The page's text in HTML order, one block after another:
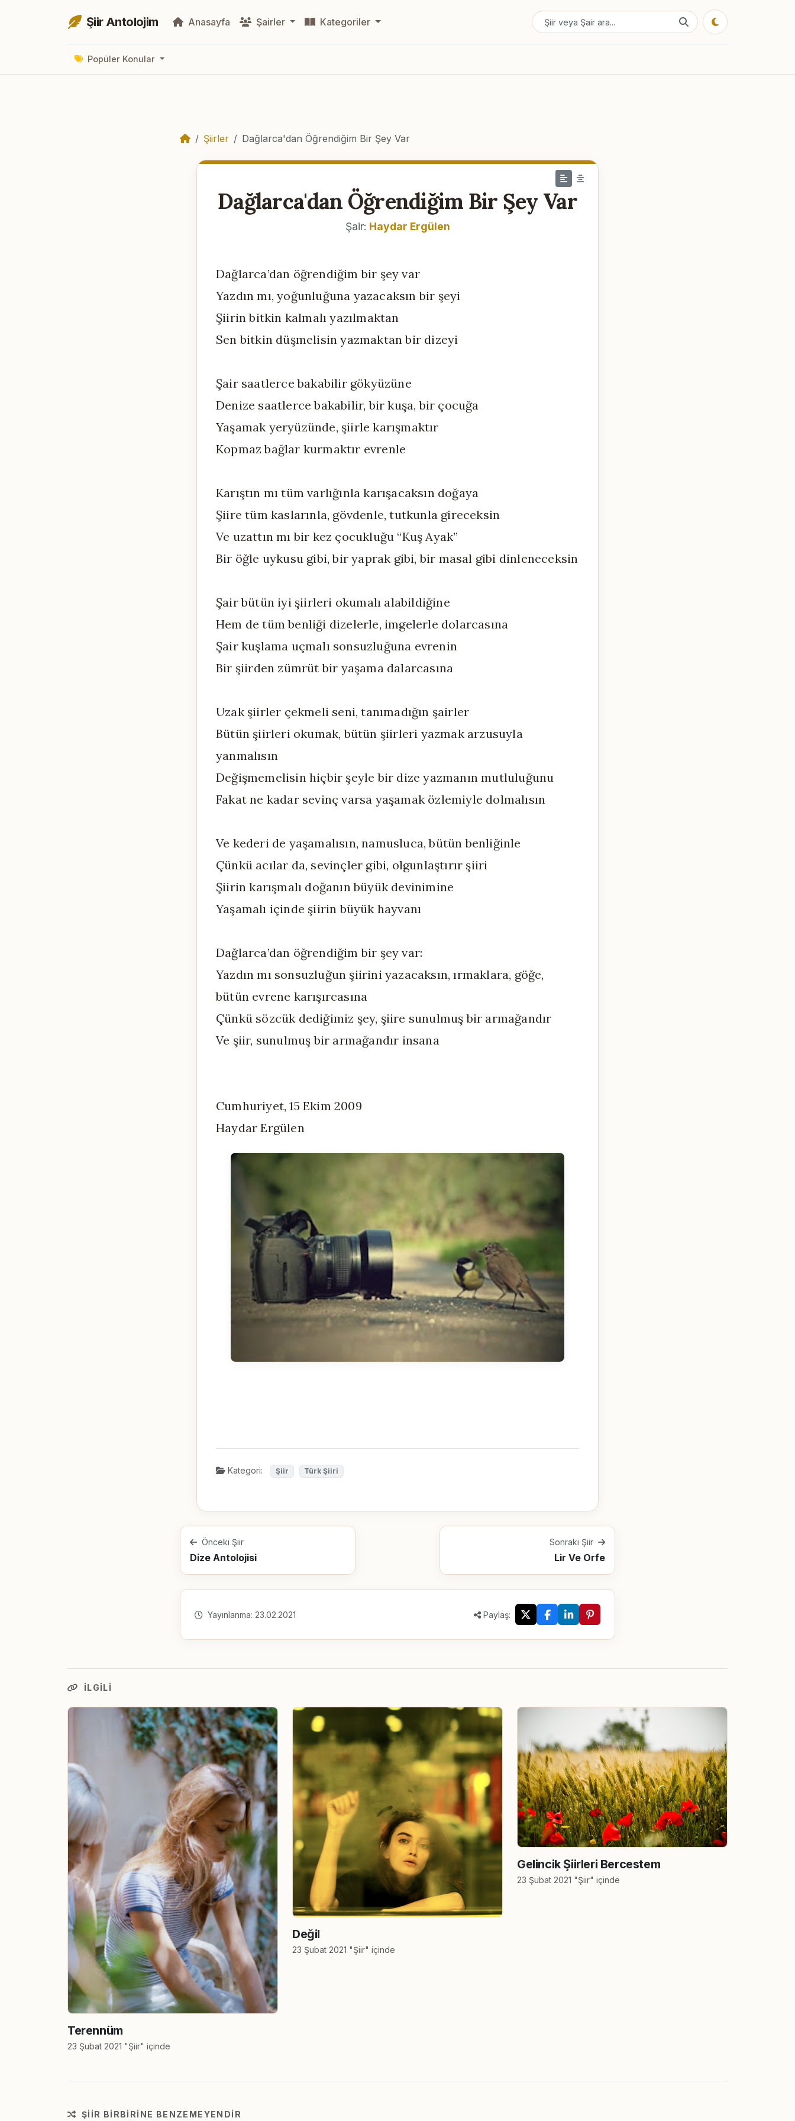
Şiir Antolojim Anasayfa Şairler Kategoriler
Popüler Konular
Şiirler Dağlarca'dan Öğrendiğim Bir Şey Var
Dağlarca'dan Öğrendiğim Bir Şey Var
Şair: Haydar Ergülen
Dağlarca’dan öğrendiğim bir şey var
Yazdın mı, yoğunluğuna yazacaksın bir şeyi
Şiirin bitkin kalmalı yazılmaktan
Sen bitkin düşmelisin yazmaktan bir dizeyi
Şair saatlerce bakabilir gökyüzüne
Denize saatlerce bakabilir, bir kuşa, bir çocuğa
Yaşamak yeryüzünde, şiirle karışmaktır
Kopmaz bağlar kurmaktır evrenle
Karıştın mı tüm varlığınla karışacaksın doğaya
Şiire tüm kaslarınla, gövdenle, tutkunla gireceksin
Ve uzattın mı bir kez çocukluğu “Kuş Ayak”
Bir öğle uykusu gibi, bir yaprak gibi, bir masal gibi dinleneceksin
Şair bütün iyi şiirleri okumalı alabildiğine
Hem de tüm benliği dizelerle, imgelerle dolarcasına
Şair kuşlama uçmalı sonsuzluğuna evrenin
Bir şiirden zümrüt bir yaşama dalarcasına
Uzak şiirler çekmeli seni, tanımadığın şairler
Bütün şiirleri okumak, bütün şiirleri yazmak arzusuyla
yanmalısın
Değişmemelisin hiçbir şeyle bir dize yazmanın mutluluğunu
Fakat ne kadar sevinç varsa yaşamak özlemiyle dolmalısın
Ve kederi de yaşamalısın, namusluca, bütün benliğinle
Çünkü acılar da, sevinçler gibi, olgunlaştırır şiiri
Şiirin karışmalı doğanın büyük devinimine
Yaşamalı içinde şiirin büyük hayvanı
Dağlarca’dan öğrendiğim bir şey var:
Yazdın mı sonsuzluğun şiirini yazacaksın, ırmaklara, göğe,
bütün evrene karışırcasına
Çünkü sözcük dediğimiz şey, şiire sunulmuş bir armağandır
Ve şiir, sunulmuş bir armağandır insana
Cumhuriyet, 15 Ekim 2009
Haydar Ergülen
Kategori: Şiir Türk Şiiri
Önceki Şiir
Dize Antolojisi
Sonraki Şiir
Lir Ve Orfe
Yayınlanma: 23.02.2021 Paylaş:
İLGILI
Terennüm
23 Şubat 2021 "Şiir" içinde
Değil
23 Şubat 2021 "Şiir" içinde
Gelincik Şiirleri Bercestem
23 Şubat 2021 "Şiir" içinde
ŞIIR BIRBIRINE BENZEMEYENDIR